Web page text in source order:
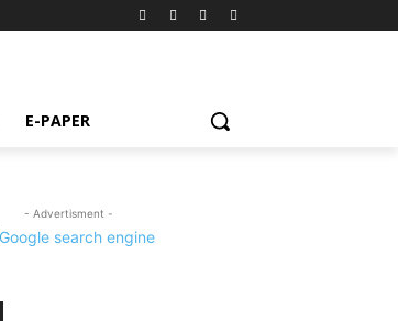
E-PAPER
- Advertisment -